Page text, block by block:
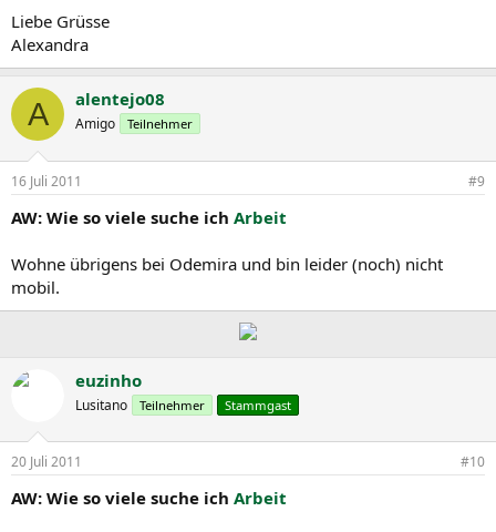
Liebe Grüsse
Alexandra
A alentejo08
Amigo Teilnehmer
16 Juli 2011 #9
AW: Wie so viele suche ich Arbeit
Wohne übrigens bei Odemira und bin leider (noch) nicht
mobil.
euzinho
Lusitano Teilnehmer Stammgast
20 Juli 2011 #10
AW: Wie so viele suche ich Arbeit